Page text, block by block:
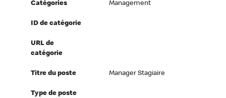
Catégories Management
ID de catégorie
URL de
catégorie
Titre du poste Manager Stagiaire
Type de poste